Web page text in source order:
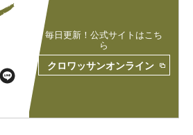
毎日更新！公式サイトはこち
ら
クロワッサンオンライン